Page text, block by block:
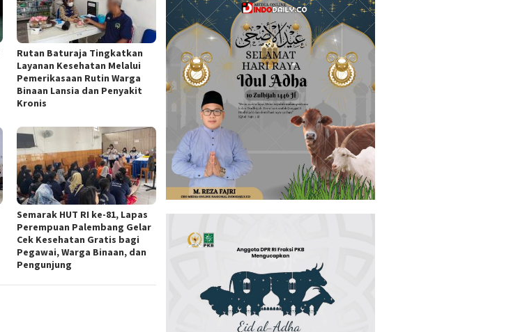
Rutan Baturaja Tingkatkan
Layanan Kesehatan Melalui
Pemerikasaan Rutin Warga
Binaan Lansia dan Penyakit
Kronis
Semarak HUT RI ke-81, Lapas
Perempuan Palembang Gelar
Cek Kesehatan Gratis bagi
Pegawai, Warga Binaan, dan
Pengunjung